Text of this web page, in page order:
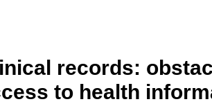
records:
to health